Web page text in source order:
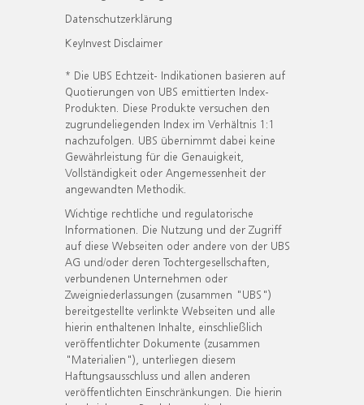
Datenschutzerklärung
KeyInvest Disclaimer
* Die UBS Echtzeit- Indikationen basieren auf
Quotierungen von UBS emittierten Index-
Produkten. Diese Produkte versuchen den
zugrundeliegenden Index im Verhältnis 1:1
nachzufolgen. UBS übernimmt dabei keine
Gewährleistung für die Genauigkeit,
Vollständigkeit oder Angemessenheit der
angewandten Methodik.
Wichtige rechtliche und regulatorische
Informationen. Die Nutzung und der Zugriff
auf diese Webseiten oder andere von der UBS
AG und/oder deren Tochtergesellschaften,
verbundenen Unternehmen oder
Zweigniederlassungen (zusammen "UBS")
bereitgestellte verlinkte Webseiten und alle
hierin enthaltenen Inhalte, einschließlich
veröffentlichter Dokumente (zusammen
"Materialien"), unterliegen diesem
Haftungsausschluss und allen anderen
veröffentlichten Einschränkungen. Die hierin